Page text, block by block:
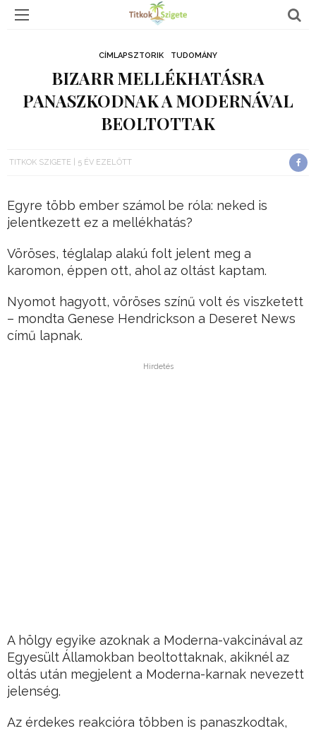
CÍMLAPSZTORIK TUDOMÁNY
BIZARR MELLÉKHATÁSRA
PANASZKODNAK A MODERNÁVAL
BEOLTOTTAK
TITKOK SZIGETE 5 ÉV EZELŐTT
Egyre több ember számol be róla: neked is
jelentkezett ez a mellékhatás?
Vöröses, téglalap alakú folt jelent meg a
karomon, éppen ott, ahol az oltást kaptam.
Nyomot hagyott, vöröses színű volt és viszketett
– mondta Genese Hendrickson a Deseret News
című lapnak.
Hirdetés
A hölgy egyike azoknak a Moderna-vakcinával az
Egyesült Államokban beoltottaknak, akiknél az
oltás után megjelent a Moderna-karnak nevezett
jelenség.
Az érdekes reakcióra többen is panaszkodtak,